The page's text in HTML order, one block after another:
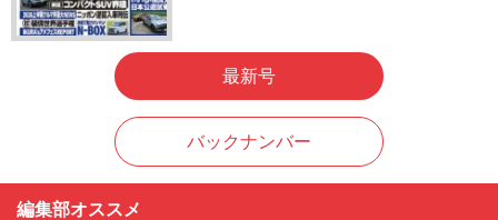
最新号
バックナンバー
編集部オススメ